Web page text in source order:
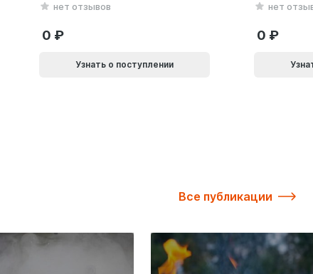
нет отзывов
0
Узнать о поступлении
нет
0
Все публикации